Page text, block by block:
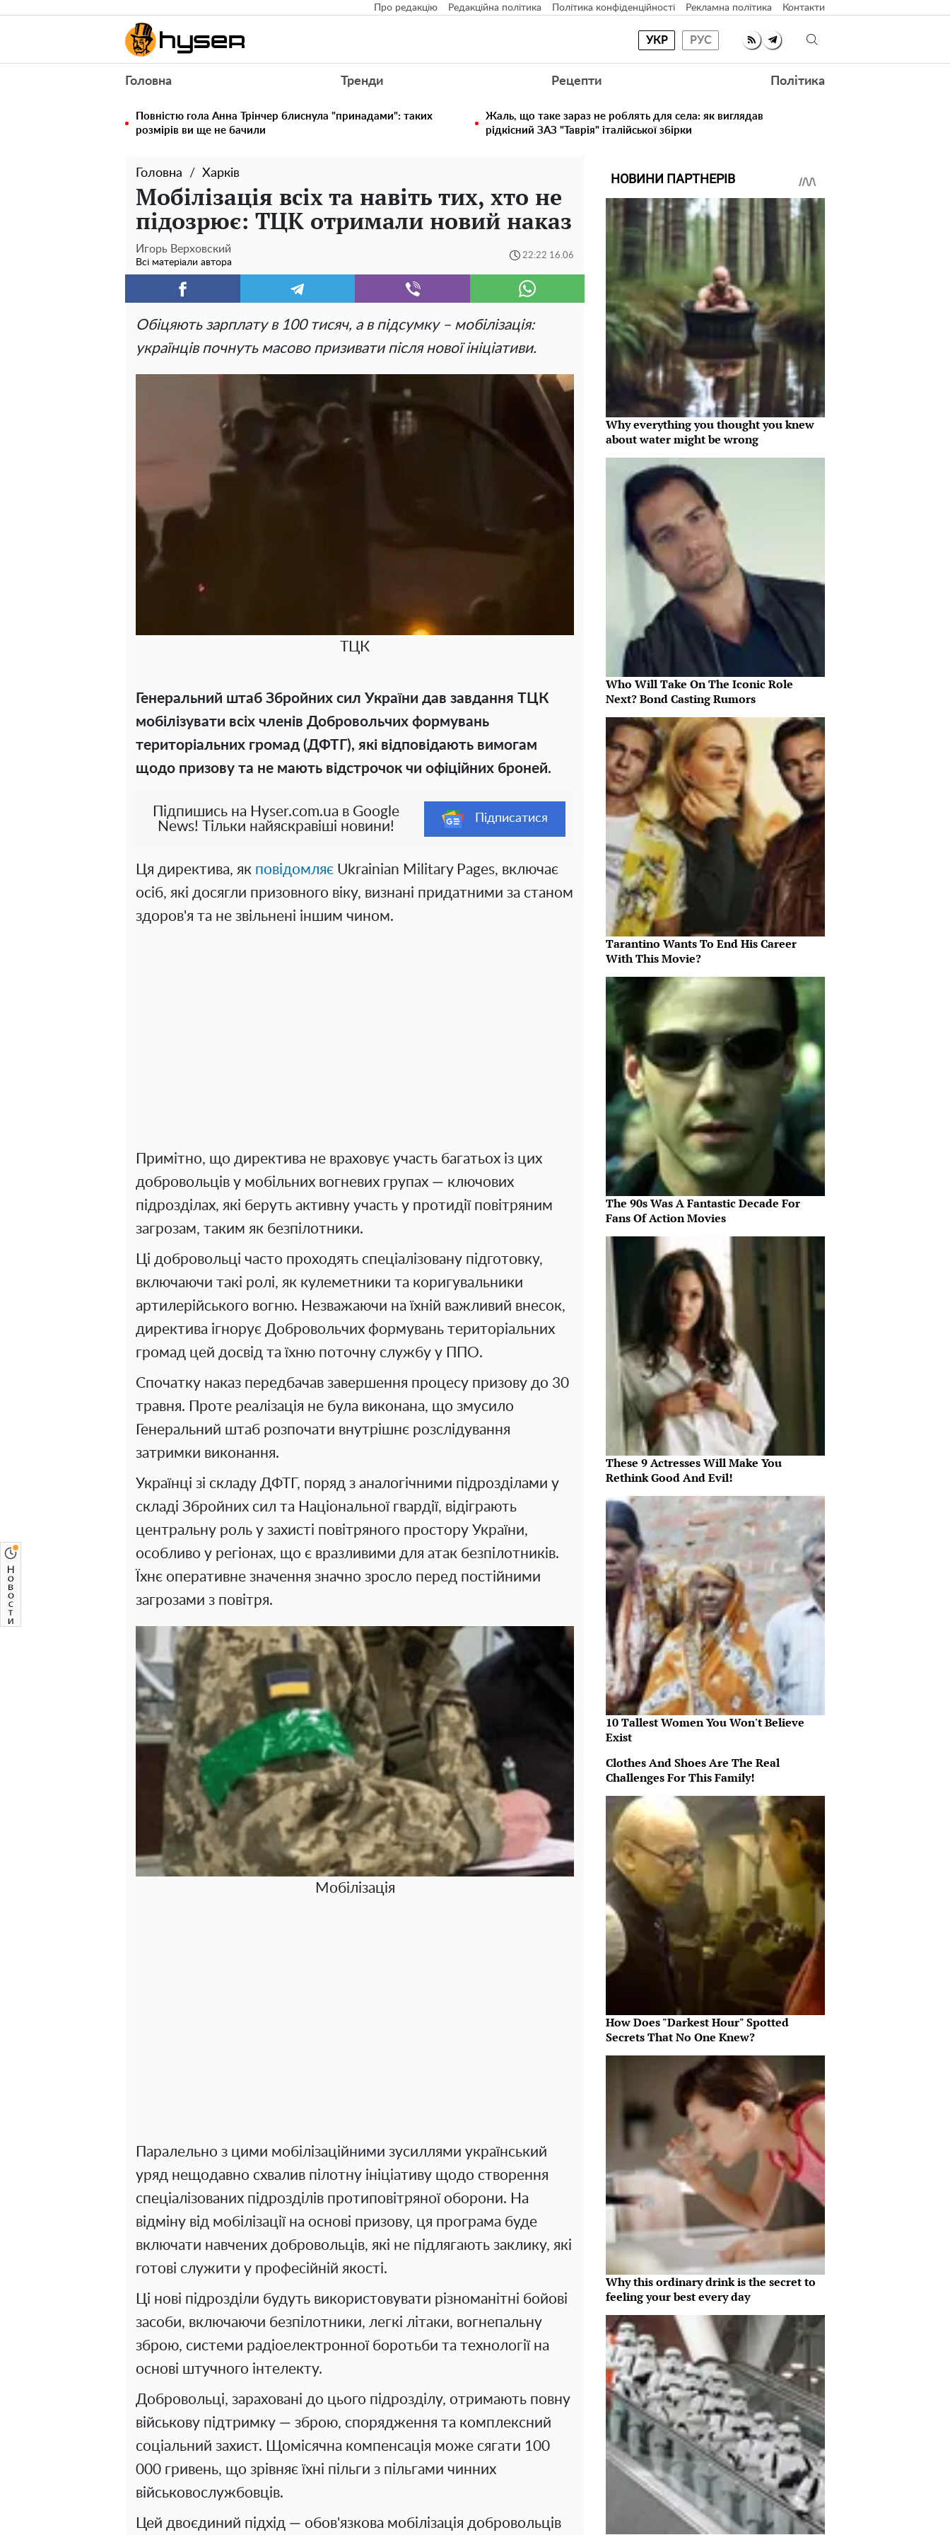
Про редакцію Редакційна політика Політика конфіденційності Рекламна політика Контакти
УКР РУС
Головна Тренди Рецепти Політика
Повністю гола Анна Трінчер блиснула "принадами": таких
розмірів ви ще не бачили
Жаль, що таке зараз не роблять для села: як виглядав
рідкісний ЗАЗ "Таврія" італійської збірки
Головна Харків
Мобілізація всіх та навіть тих, хто не
підозрює: ТЦК отримали новий наказ
Игорь Верховский
Всі матеріали автора
22:22 16.06
Обіцяють зарплату в 100 тисяч, а в підсумку – мобілізація:
українців почнуть масово призивати після нової ініціативи.
ТЦК
Генеральний штаб Збройних сил України дав завдання ТЦК
мобілізувати всіх членів Добровольчих формувань
територіальних громад (ДФТГ), які відповідають вимогам
щодо призову та не мають відстрочок чи офіційних броней.
Підпишись на Hyser.com.ua в Google
News! Тільки найяскравіші новини!
Підписатися
Ця директива, як повідомляє Ukrainian Military Pages, включає
осіб, які досягли призовного віку, визнані придатними за станом
здоров'я та не звільнені іншим чином.
Примітно, що директива не враховує участь багатьох із цих
добровольців у мобільних вогневих групах — ключових
підрозділах, які беруть активну участь у протидії повітряним
загрозам, таким як безпілотники.
Ці добровольці часто проходять спеціалізовану підготовку,
включаючи такі ролі, як кулеметники та коригувальники
артилерійського вогню. Незважаючи на їхній важливий внесок,
директива ігнорує Добровольчих формувань територіальних
громад цей досвід та їхню поточну службу у ППО.
Спочатку наказ передбачав завершення процесу призову до 30
травня. Проте реалізація не була виконана, що змусило
Генеральний штаб розпочати внутрішнє розслідування
затримки виконання.
Українці зі складу ДФТГ, поряд з аналогічними підрозділами у
складі Збройних сил та Національної гвардії, відіграють
центральну роль у захисті повітряного простору України,
особливо у регіонах, що є вразливими для атак безпілотників.
Їхнє оперативне значення значно зросло перед постійними
загрозами з повітря.
Мобілізація
Паралельно з цими мобілізаційними зусиллями український
уряд нещодавно схвалив пілотну ініціативу щодо створення
спеціалізованих підрозділів протиповітряної оборони. На
відміну від мобілізації на основі призову, ця програма буде
включати навчених добровольців, які не підлягають заклику, які
готові служити у професійній якості.
Ці нові підрозділи будуть використовувати різноманітні бойові
засоби, включаючи безпілотники, легкі літаки, вогнепальну
зброю, системи радіоелектронної боротьби та технології на
основі штучного інтелекту.
Добровольці, зараховані до цього підрозділу, отримають повну
військову підтримку — зброю, спорядження та комплексний
соціальний захист. Щомісячна компенсація може сягати 100
000 гривень, що зрівняє їхні пільги з пільгами чинних
військовослужбовців.
Цей двоєдиний підхід — обов'язкова мобілізація добровольців
НОВИНИ ПАРТНЕРІВ
Why everything you thought you knew
about water might be wrong
Who Will Take On The Iconic Role
Next? Bond Casting Rumors
Tarantino Wants To End His Career
With This Movie?
The 90s Was A Fantastic Decade For
Fans Of Action Movies
These 9 Actresses Will Make You
Rethink Good And Evil!
10 Tallest Women You Won't Believe
Exist
Clothes And Shoes Are The Real
Challenges For This Family!
How Does "Darkest Hour" Spotted
Secrets That No One Knew?
Why this ordinary drink is the secret to
feeling your best every day